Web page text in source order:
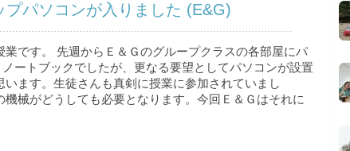
パソコンが入りました (E&G)
です。 先週からＥ＆Ｇのグループクラスの各部屋にパ
ートブックでしたが、更なる要望としてパソコンが設置
ます。生徒さんも真剣に授業に参加されていまし
械がどうしても必要となります。今回Ｅ＆Ｇはそれに